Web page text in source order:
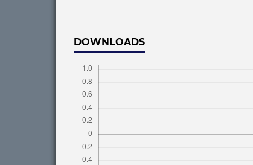
DOWNLOADS